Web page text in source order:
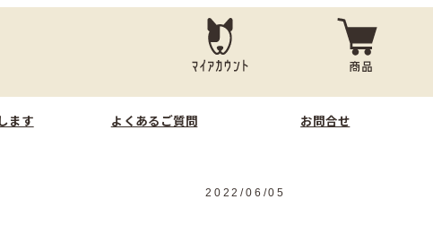
ます よくあるご質問 お問合せ
2022/06/05